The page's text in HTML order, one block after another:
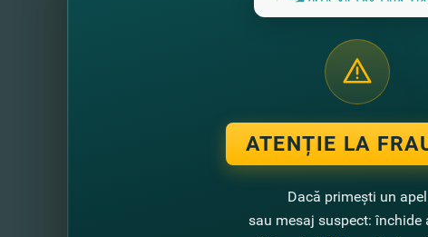
Ты можешь получить кредит, в зависимости от
нового либо подержанного, в том числе оборотных
IFAD I Рефинансирование
сельскохозяйственных культур, выращивание и
Средства в рамках финансирования по
), включая создание и
холодильников, обработку и упаковку
будут финансироваться
в сельском хозяйстве, производство или
ATENȚIE LA
Dacă primești un apel
sau mesaj suspect: închide